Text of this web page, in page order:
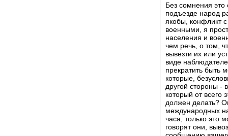
Без сомнения это
подъезде народ
якобы, конфликт
военными, я
населения и
чем речь, о том,
вывезти их или
виде
прекратить быть
которые,
другой стороны -
который от всего
должен делать?
международных
часа, только это
говорят они,